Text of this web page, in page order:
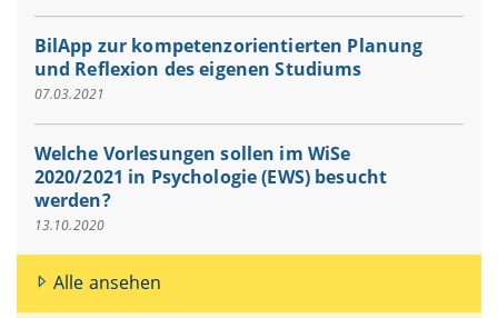
BilApp zur kompetenzorientierten Planung
und Reflexion des eigenen Studiums
07.03.2021
Welche Vorlesungen sollen im WiSe
2020/2021 in Psychologie (EWS) besucht
werden?
13.10.2020
Alle ansehen